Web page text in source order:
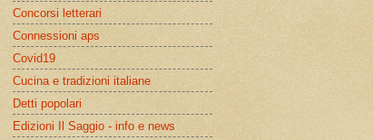
Concorsi letterari
Connessioni aps
Covid19
Cucina e tradizioni italiane
Detti popolari
Edizioni Il Saggio - info e news